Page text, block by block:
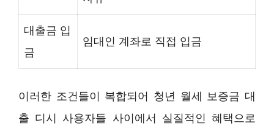
대출금 입
금
임대인 계좌로 직접 입금
이러한 조건들이 복합되어 청년 월세 보증금 대
출 디시 사용자들 사이에서 실질적인 혜택으로